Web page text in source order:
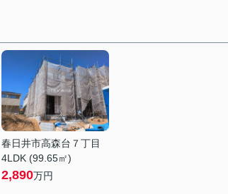
春日井市高森台７丁目
4LDK (99.65㎡)
2,890万円